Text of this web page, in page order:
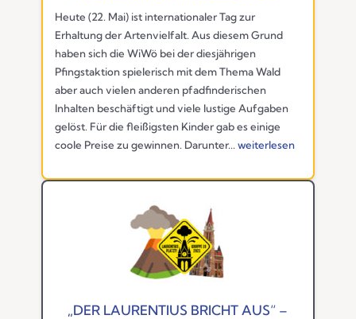
Heute (22. Mai) ist internationaler Tag zur
Erhaltung der Artenvielfalt. Aus diesem Grund
haben sich die WiWö bei der diesjährigen
Pfingstaktion spielerisch mit dem Thema Wald
aber auch vielen anderen pfadfinderischen
Inhalten beschäftigt und viele lustige Aufgaben
gelöst. Für die fleißigsten Kinder gab es einige
coole Preise zu gewinnen. Darunter... weiterlesen
„DER LAURENTIUS BRICHT AUS“ –